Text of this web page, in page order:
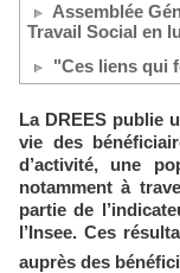
Assemblée
Travail Social en
"Ces liens qui
La DREES publie une nouvelle étude sur les conditions de
vie des
d’activité, une
notamment à
partie de
l’Insee. Ces
auprès des